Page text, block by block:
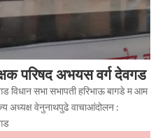
परिषद अभयस वर्ग देवगड
विधान सभा सभापती हरिभाऊ बागडे म आम
अध्यक्ष वेनुनाथपुढे वाचाआंदोलन :